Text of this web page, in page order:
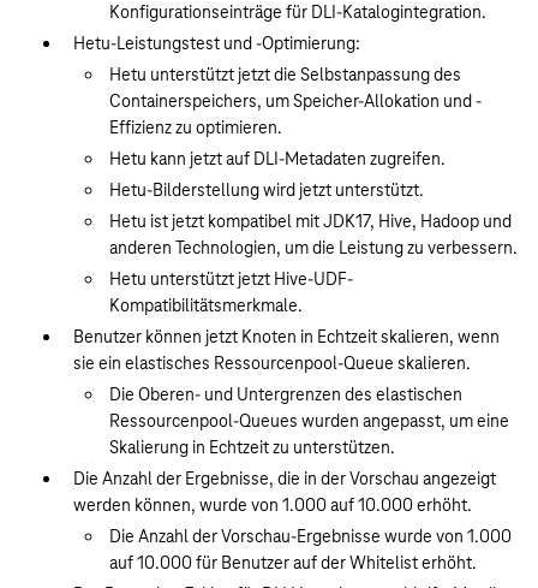
Konfigurationseinträge für DLI-Katalogintegration.
Hetu-Leistungstest und -Optimierung:
Hetu unterstützt jetzt die Selbstanpassung des
Containerspeichers, um Speicher-Allokation und -
Effizienz zu optimieren.
Hetu kann jetzt auf DLI-Metadaten zugreifen.
Hetu-Bilderstellung wird jetzt unterstützt.
Hetu ist jetzt kompatibel mit JDK17, Hive, Hadoop und
anderen Technologien, um die Leistung zu verbessern.
Hetu unterstützt jetzt Hive-UDF-
Kompatibilitätsmerkmale.
Benutzer können jetzt Knoten in Echtzeit skalieren, wenn
sie ein elastisches Ressourcenpool-Queue skalieren.
Die Oberen- und Untergrenzen des elastischen
Ressourcenpool-Queues wurden angepasst, um eine
Skalierung in Echtzeit zu unterstützen.
Die Anzahl der Ergebnisse, die in der Vorschau angezeigt
werden können, wurde von 1.000 auf 10.000 erhöht.
Die Anzahl der Vorschau-Ergebnisse wurde von 1.000
auf 10.000 für Benutzer auf der Whitelist erhöht.